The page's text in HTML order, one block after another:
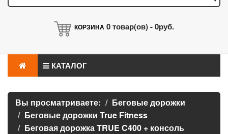
КОРЗИНА 0товар(ов) -0руб.
КАТАЛОГ
Вы просматриваете:
Беговые дорожки
Беговые дорожки True Fitness
Беговая дорожка TRUE C400 + консоль